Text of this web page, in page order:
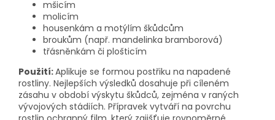
mšicím
molicím
housenkám a motýlím škůdcům
broukům (např. mandelinka bramborová)
třásněnkám či plošticím
Použití:Aplikuje se formou postřiku na napadené
rostliny. Nejlepších výsledků dosahuje při cíleném
zásahu v období výskytu škůdců, zejména v raných
vývojových stádiích. Přípravek vytváří na povrchu